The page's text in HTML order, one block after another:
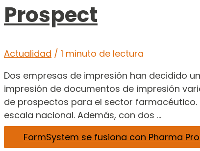
Prospect
Actualidad / 1 minuto de lectura
Dos empresas de impresión han decidido
impresión de documentos de impresión
de prospectos para el sector farmacéutico.
escala nacional. Además, con dos …
FormSystem se fusiona con Pharma